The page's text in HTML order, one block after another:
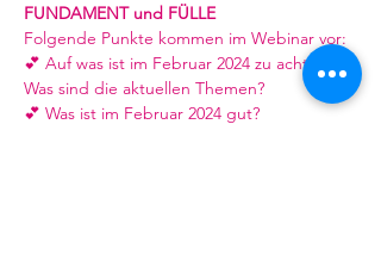
FUNDAMENT und FÜLLE
Folgende Punkte kommen im Webinar vor:
💕 Auf was ist im Februar 2024 zu achten?
Was sind die aktuellen Themen?
💕 Was ist im Februar 2024 gut?